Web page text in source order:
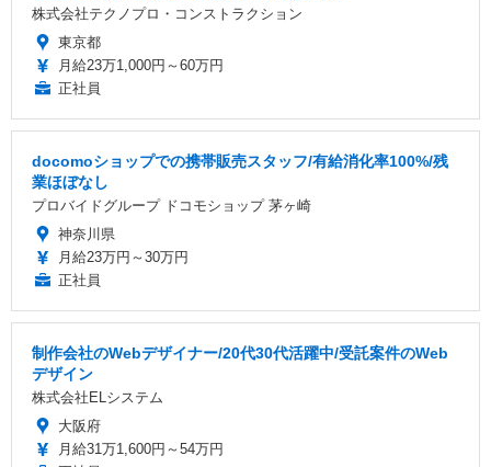
株式会社テクノプロ・コンストラクション
東京都
月給23万1,000円～60万円
正社員
docomoショップでの携帯販売スタッフ/有給消化率100%/残
業ほぼなし
プロバイドグループ ドコモショップ 茅ヶ崎
神奈川県
月給23万円～30万円
正社員
制作会社のWebデザイナー/20代30代活躍中/受託案件のWeb
デザイン
株式会社ELシステム
大阪府
月給31万1,600円～54万円